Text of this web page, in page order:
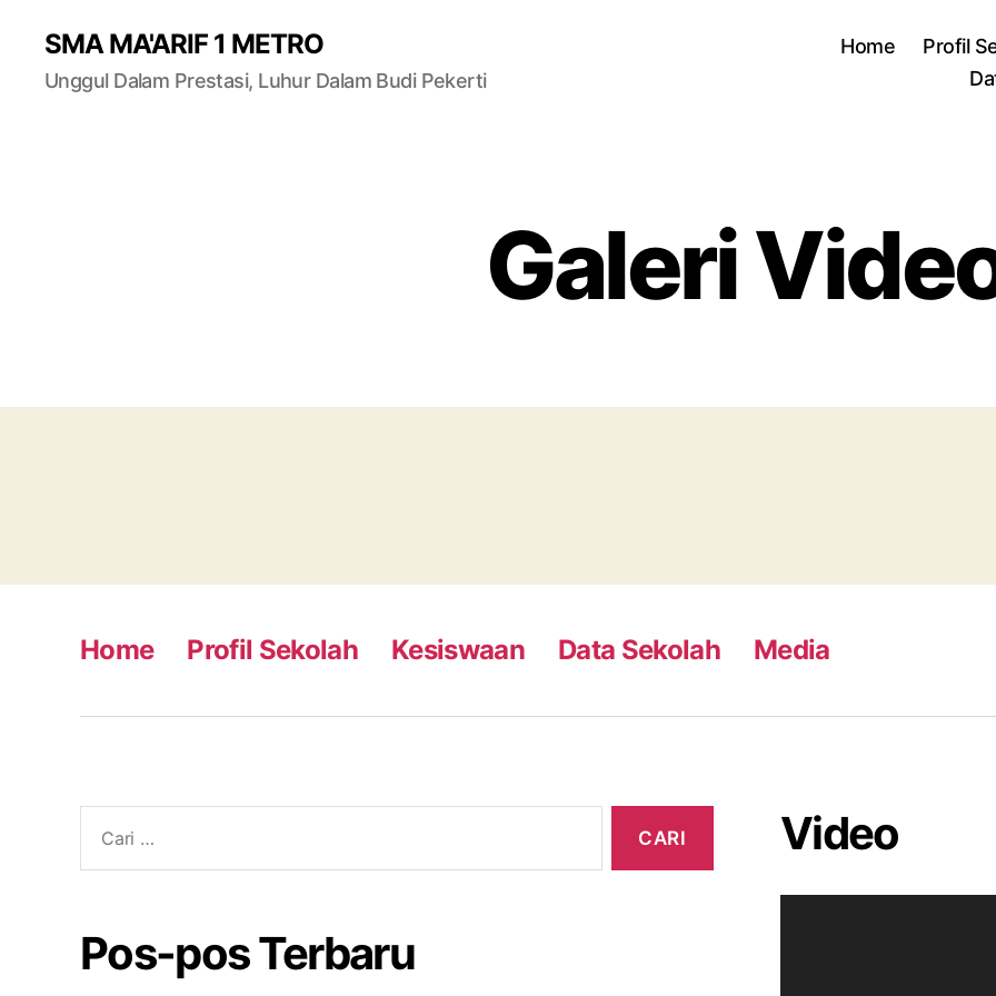
SMA MA'ARIF 1 METRO
Unggul Dalam Prestasi, Luhur Dalam Budi Pekerti
Home Profil
Galeri
Home Profil Sekolah Kesiswaan Data Sekolah Media
Pos-pos Terbaru
Video